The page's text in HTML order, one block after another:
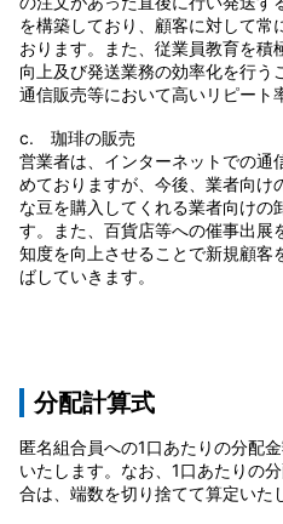
を構築しており、顧客に対して常
おります。また、従業員教育を積
向上及び発送業務の効率化を行う
通信販売等において高いリピート
c. 珈琲の販売
営業者は、インターネットでの通
めておりますが、今後、業者向け
な豆を購入してくれる業者向けの
す。また、百貨店等への催事出展
知度を向上させることで新規顧客
ばしていきます。
分配計算式
匿名組合員への1口あたりの分配
いたします。なお、1口あたりの
合は、端数を切り捨てて算定いた